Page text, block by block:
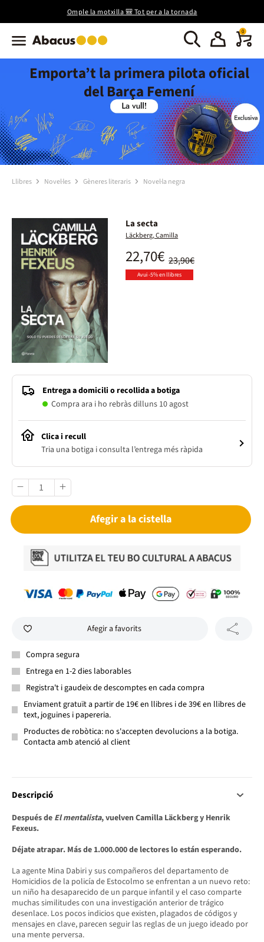
Omple la motxilla 🎒 Tot per a la tornada
0
Emporta’t la primera pilota oficial
del Barça Femení
Llibres Novel·les Gèneres literaris Novel·la negra
La secta
Läckberg, Camilla
23,90€
22,70€
Avui -5% en llibres
Entrega a domicili o recollida a botiga
Compra ara i ho rebràs dilluns 10 agost
Clica i recull
Tria una botiga i consulta l’entrega més ràpida
Afegir a la cistella
Afegir a favorits
Compra segura
Entrega en 1-2 dies laborables
Registra't i gaudeix de descomptes en cada compra
Enviament gratuït a partir de 19€ en llibres i de 39€ en llibres de
text, joguines i papereria.
Productes de robòtica: no s'accepten devolucions a la botiga.
Contacta amb atenció al client
Descripció
Después de El mentalista, vuelven Camilla Läckberg y Henrik
Fexeus.
Déjate atrapar. Más de 1.000.000 de lectores lo están esperando.
La agente Mina Dabiri y sus compañeros del departamento de
Homicidios de la policía de Estocolmo se enfrentan a un nuevo reto:
un niño ha desaparecido de un parque infantil y el caso comparte
muchas similitudes con una investigación anterior de trágico
desenlace. Los pocos indicios que existen, plagados de códigos y
mensajes en clave, parecen seguir las reglas de un juego ideado por
una mente perversa.